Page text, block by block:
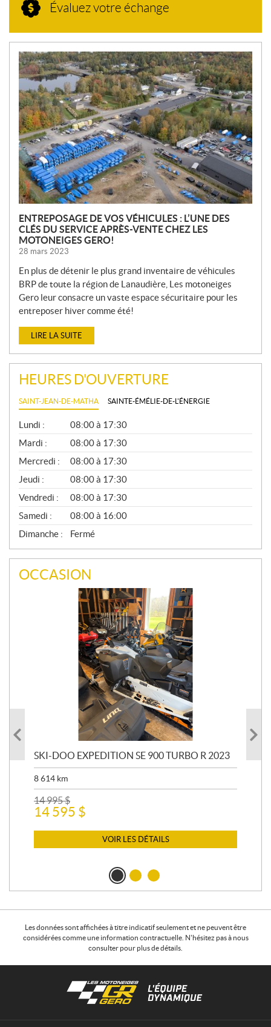
Évaluez votre échange
N
O
U
V
E
L
L
E
S
ENTREPOSAGE DE VOS VÉHICULES : L’UNE DES
CLÉS DU SERVICE APRÈS-VENTE CHEZ LES
MOTONEIGES GERO!
28 mars 2023
En plus de détenir le plus grand inventaire de véhicules
BRP de toute la région de Lanaudière, Les motoneiges
Gero leur consacre un vaste espace sécuritaire pour les
entreposer hiver comme été!
LIRE LA SUITE
HEURES D'OUVERTURE
SAINT-JEAN-DE-MATHA SAINTE-ÉMÉLIE-DE-L'ÉNERGIE
G
É
N
É
R
A
L
Lundi :
08:00 à 17:30
Mardi :
08:00 à 17:30
Mercredi :
08:00 à 17:30
Jeudi :
08:00 à 17:30
Vendredi :
08:00 à 17:30
Samedi :
08:00 à 16:00
Dimanche :
Fermé
OCCASION
SKI-DOO EXPEDITION SE 900 TURBO R 2023
8 614 km
14 995$
14 595 $
VOIR LES DÉTAILS
Les données sont affichées à titre indicatif seulement et ne peuvent être
considérées comme une information contractuelle. N'hésitez pas à nous
consulter pour plus de détails.